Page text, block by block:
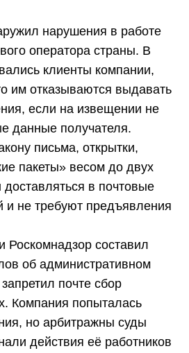
нарушения в работе
оператора страны. В
клиенты компании,
им отказываются выдавать
если на извещении не
данные получателя.
письма, открытки,
пакеты» весом до двух
в почтовые
и не требуют предъявления
Роскомнадзор составил
об административном
почте сбор
Компания попыталась
но арбитражны суды
действия её работников